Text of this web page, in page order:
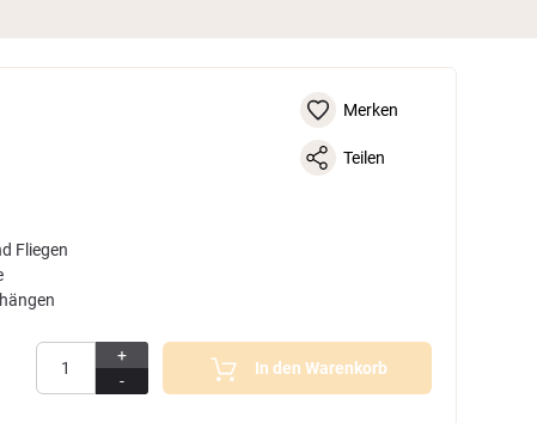
Merken
Teilen
Fliegen
+
-
In den Warenkorb